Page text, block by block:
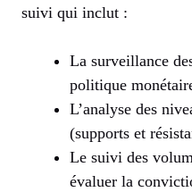
suivi qui inclut :
La surveillance
politique
L’analyse des
(supports et
Le suivi des
évaluer la